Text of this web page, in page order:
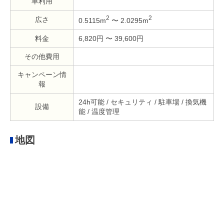
広さ 0.5115m2 〜 2.0295m2
料金 6,820円 〜 39,600円
その他費用
キャンペーン情
報
設備
24h可能 / セキュリティ / 駐車場 / 換気機
能 / 温度管理
地図